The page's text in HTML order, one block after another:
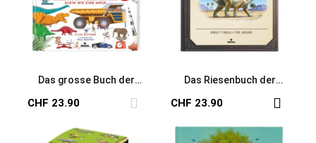
Das grosse Buch der
CHF 23.90
Das Riesenbuch der
CHF 23.90